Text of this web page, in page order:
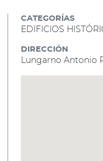
CATEGORÍAS
EDIFICIOS
DIRECCIÓN
Lungarno Antonio